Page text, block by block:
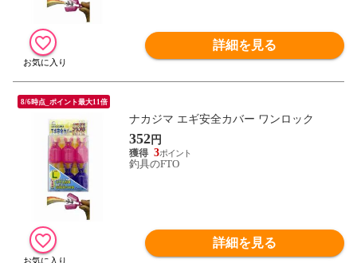
詳細を見る
8/6時点_ポイント最大11倍
ナカジマ エギ安全カバー ワンロック
352円
3
釣具のFTO
詳細を見る